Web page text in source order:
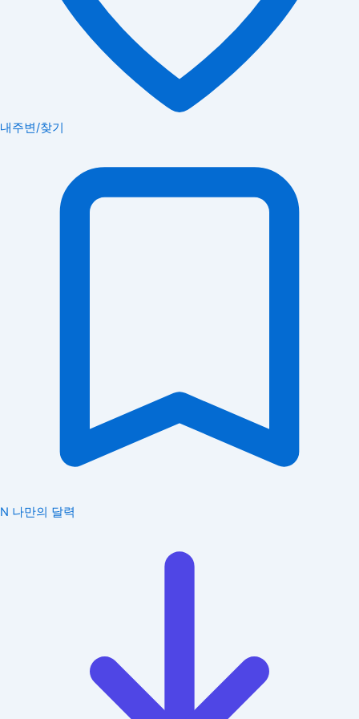
내주변/찾기
N 나만의 달력